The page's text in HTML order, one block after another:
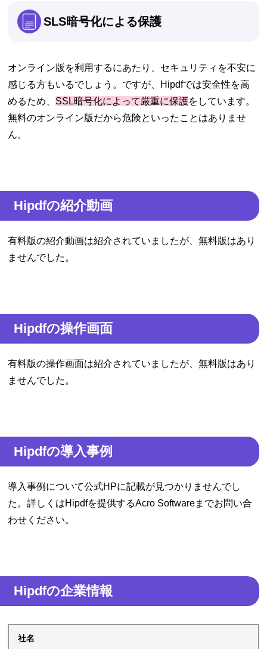
SLS暗号化による保護
オンライン版を利用するにあたり、セキュリティを不安に
感じる方もいるでしょう。ですが、Hipdfでは安全性を高
めるため、 SSL暗号化によって厳重に保護をしています。
無料のオンライン版だから危険といったことはありませ
ん。
Hipdfの紹介動画
有料版の紹介動画は紹介されていましたが、無料版はあり
ませんでした。
Hipdfの操作画面
有料版の操作画面は紹介されていましたが、無料版はあり
ませんでした。
Hipdfの導入事例
導入事例について公式HPに記載が見つかりませんでし
た。詳しくはHipdfを提供するAcro Softwareまでお問い合
わせください。
Hipdfの企業情報
社名